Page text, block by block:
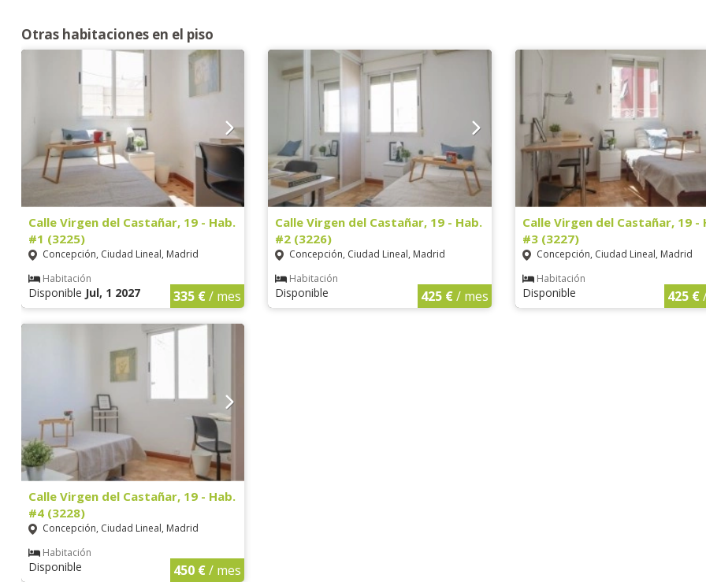
Otras habitaciones en el piso
Calle Virgen del Castañar, 19 - Hab.
#1 (3225)
Concepción, Ciudad Lineal, Madrid
Habitación
Disponible Jul, 1 2027 335 €/ mes
Calle Virgen del Castañar, 19 - Hab.
#2 (3226)
Concepción, Ciudad Lineal, Madrid
Habitación
Disponible 425 €/ mes
Calle Virgen del Castañar, 19 -
#3 (3227)
Concepción, Ciudad Lineal, Madrid
Habitación
Disponible 425 €
Calle Virgen del Castañar, 19 - Hab.
#4 (3228)
Concepción, Ciudad Lineal, Madrid
Habitación
Disponible 450 €/ mes